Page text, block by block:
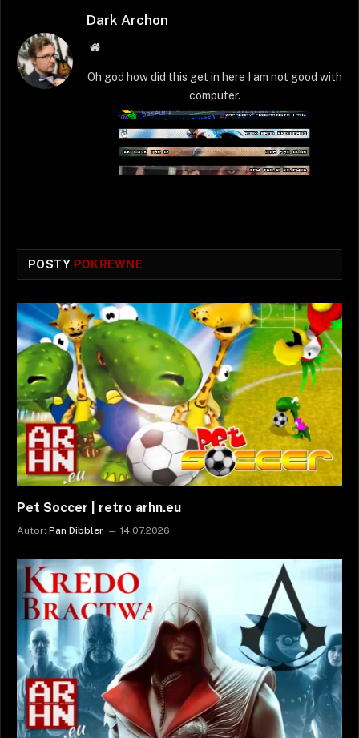
Dark Archon
Strona
Oh god how did this get in here I am not good with
computer.
POSTY POKREWNE
Pet Soccer | retro arhn.eu
Autor: Pan Dibbler 14.07.2026